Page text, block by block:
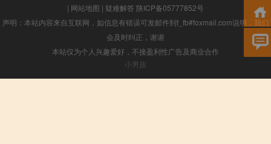
| 网站地图 | 疑难解答 陕ICP备05777852号
声明：本站内容来自互联网，如信息有错误可发邮件到f_fb#foxmail.com说明，我们
会及时纠正，谢谢
本站仅为个人兴趣爱好，不接盈利性广告及商业合作
小男孩